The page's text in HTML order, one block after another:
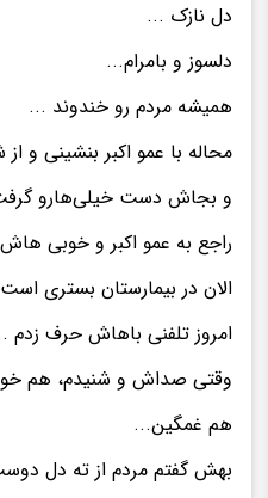
دل نازک ...
دلسوز و بامرام...
همیشه مردم رو خندوند ...
محاله با عمو اکبر بنشینی
و بجاش دست خیلی‌هارو
راجع به عمو اکبر و خوبی
الان در بیمارستان بستری
امروز تلفنی باهاش حرف زدم
وقتی صداش و شنیدم، هم
هم غمگین...
بهش گفتم مردم از ته دل